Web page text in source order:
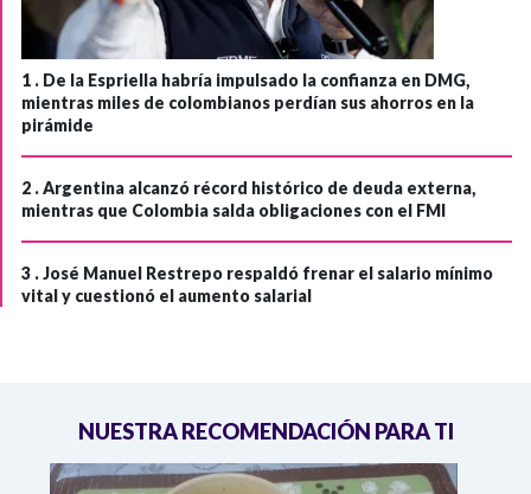
1 . De la Espriella habría impulsado la confianza en DMG,
mientras miles de colombianos perdían sus ahorros en la
pirámide
2 .Argentina alcanzó récord histórico de deuda externa,
mientras que Colombia salda obligaciones con el FMI
3 .José Manuel Restrepo respaldó frenar el salario mínimo
vital y cuestionó el aumento salarial
NUESTRA RECOMENDACIÓN PARA TI